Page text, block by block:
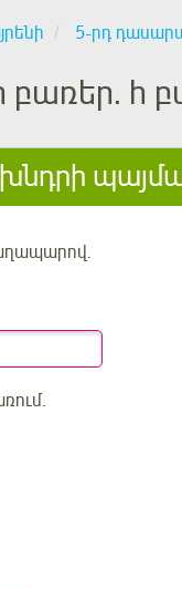
5-րդ
բառեր. հ